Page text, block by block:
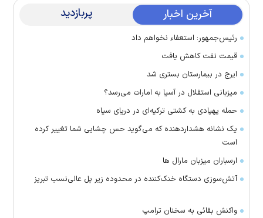
آخرین اخبار پربازدید
رئیس‌جمهور: استعفاء نخواهم داد
قیمت نفت کاهش یافت
ایرج در بیمارستان بستری شد
میزبانی استقلال در آسیا به امارات می‌رسد؟
حمله پهپادی به کشتی ترکیه‌ای در دریای سیاه
یک نشانه هشداردهنده که می‌گوید حس چشایی شما تغییر کرده
است
ارسباران میزبان مارال ها
آتش‌سوزی دستگاه خنک‌کننده در محدوده زیر پل عالی‌نسب تبریز
واکنش بقائی به سخنان ترامپ